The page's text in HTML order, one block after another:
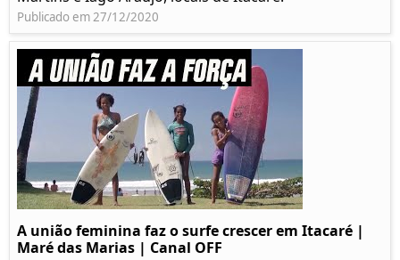
Publicado em 27/12/2020
A união feminina faz o surfe crescer em Itacaré |
Maré das Marias | Canal OFF